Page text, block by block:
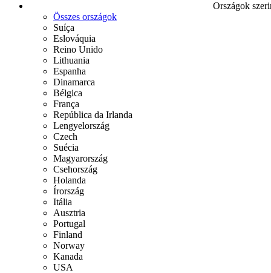
Országok
Összes országok
Suíça
Eslováquia
Reino Unido
Lithuania
Espanha
Dinamarca
Bélgica
França
República da Irlanda
Lengyelország
Czech
Suécia
Magyarország
Csehország
Holanda
Írország
Itália
Ausztria
Portugal
Finland
Norway
Kanada
USA